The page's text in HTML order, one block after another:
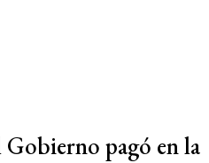
pagó en la